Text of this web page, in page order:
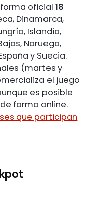
forma oficial18
Dinamarca,
Islandia,
Noruega,
y Suecia.
(martes y
el juego
es posible
forma online.
que participan